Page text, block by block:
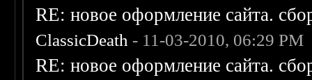
RE: новое оформление сайта.
ClassicDeath - 11-03-2010, 06:29 PM
RE: новое оформление сайта.